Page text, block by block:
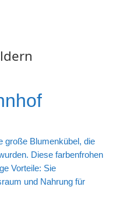
große Blumenkübel, die
Diese farbenfrohen
Vorteile: Sie
und Nahrung für